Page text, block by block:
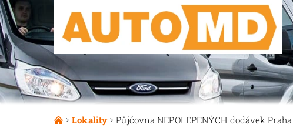
Lokality Půjčovna NEPOLEPENÝCH dodávek